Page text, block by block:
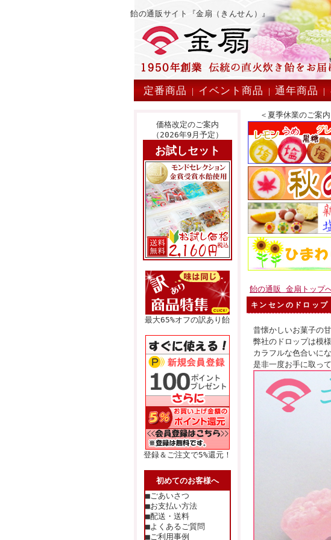
飴の通販サイト『金扇（きんせん）』
定番商品 | イベント商品 | 通年商品 |
価格改定のご案内
（2026年9月予定）
お試しセット
最大65%オフの訳あり飴
登録＆ご注文で5%還元！
初めてのお客様へ
■ごあいさつ
■お支払い方法
■配送・送料
■よくあるご質問
■ご利用事例
＜夏季休業のご案内
飴の通販 金扇トップ
キンセンのドロッ
昔懐かしいお菓子の
弊社のドロップは模
カラフルな色合いに
是非一度お手に取っ